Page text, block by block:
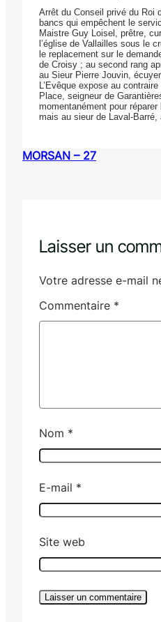
Arrêt du Conseil privé du Roi
bancs qui empêchent le
Maistre Guy Loisel, prêtre,
l’église de Vallailles sous le
le replacement sur le
de Croisy ; au second rang
au Sieur Pierre Jouvin,
L’Evêque expose au
Place, seigneur de
momentanément pour
mais au sieur de Laval-
MORSAN – 27
Laisser un
Votre adresse e-mail
Commentaire *
Nom *
E-mail *
Site web